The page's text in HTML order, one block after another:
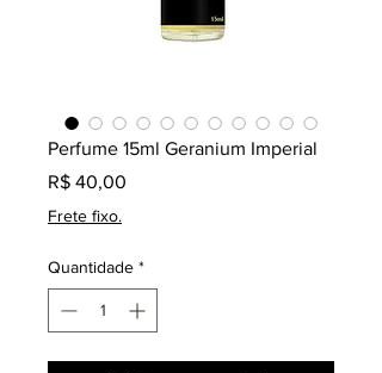
Perfume 15ml Geranium Imperial
R$ 40,00
Frete fixo.
Quantidade *